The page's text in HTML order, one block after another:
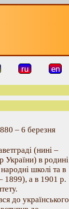
ru en
– 6 березня
(нині –
України) в родині
школі та в
1899), а в 1901 р.
до українського